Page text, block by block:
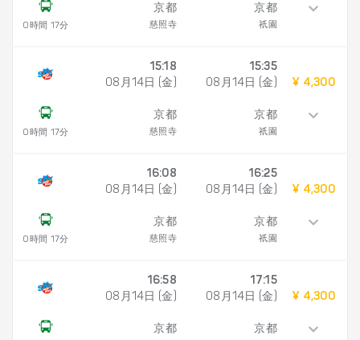
0時間 17分
京都
慈照寺
京都
祇園
0時間 17分
15:18
08月14日 (金)
京都
慈照寺
15:35
08月14日 (金)
京都
祇園
¥ 4,300
0時間 17分
16:08
08月14日 (金)
京都
慈照寺
16:25
08月14日 (金)
京都
祇園
¥ 4,300
16:58
08月14日 (金)
京都
17:15
08月14日 (金)
京都
¥ 4,300